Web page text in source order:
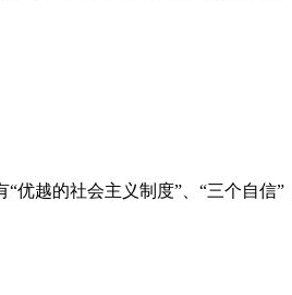
越的社会主义制度”、“三个自信